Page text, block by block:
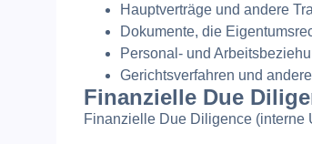
Hauptverträge und andere
Dokumente, die
Personal- und
Gerichtsverfahren und
Finanzielle Due
Finanzielle Due Diligence (interne